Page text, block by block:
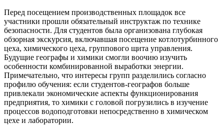
Перед посещением производственных площадок все
участники прошли обязательный инструктаж по технике
безопасности. Для студентов была организована глубокая
обзорная экскурсия, включавшая посещение котлотурбинного
цеха, химического цеха, группового щита управления.
Будущие географы и химики смогли воочию изучить
особенности комбинированной выработки энергии.
Примечательно, что интересы групп разделились согласно
профилю обучения: если студентов-географов больше
привлекали экономические аспекты функционирования
предприятия, то химики с головой погрузились в изучение
процессов водоподготовки непосредственно в химическом
цехе и лаборатории.